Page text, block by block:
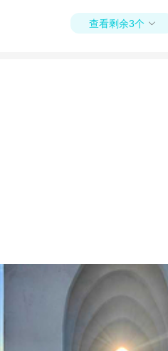
查看剩余3个 